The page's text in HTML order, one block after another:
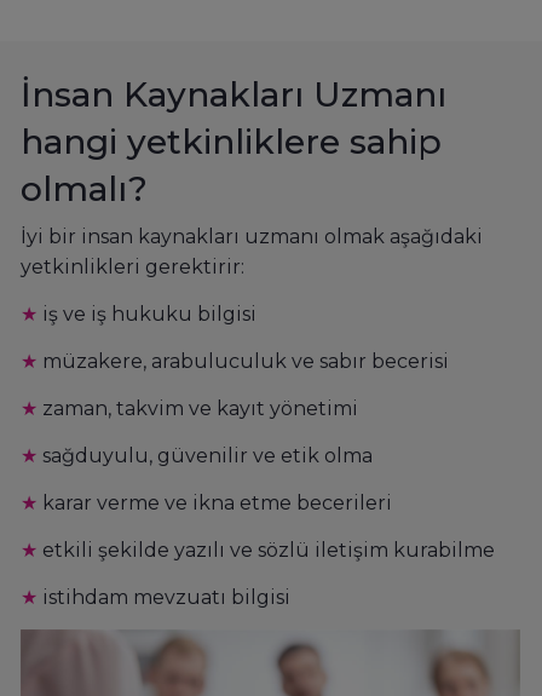
İnsan Kaynakları Uzmanı
hangi yetkinliklere sahip
olmalı?
İyi bir insan kaynakları uzmanı olmak aşağıdaki
yetkinlikleri gerektirir:
★ iş ve iş hukuku bilgisi
★ müzakere, arabuluculuk ve sabır becerisi
★ zaman, takvim ve kayıt yönetimi
★ sağduyulu, güvenilir ve etik olma
★ karar verme ve ikna etme becerileri
★ etkili şekilde yazılı ve sözlü iletişim kurabilme
★ istihdam mevzuatı bilgisi